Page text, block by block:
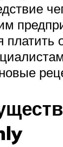
платить